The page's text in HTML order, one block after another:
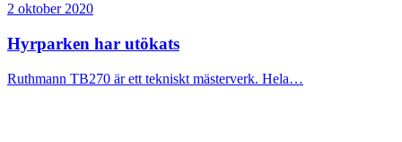
2 oktober 2020
Hyrparken har utökats
Ruthmann TB270 är ett tekniskt mästerverk. Hela…